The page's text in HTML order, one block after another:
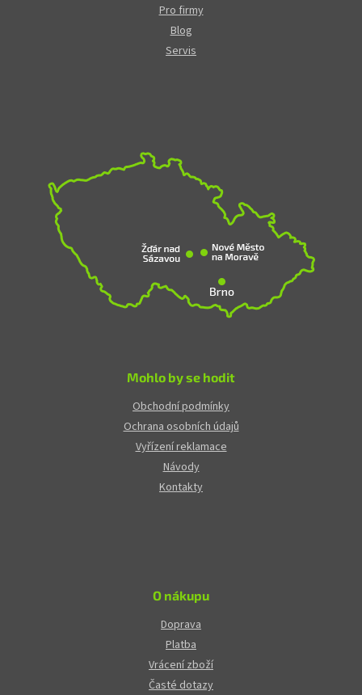
Pro firmy
Blog
Servis
Mohlo by se hodit
Obchodní podmínky
Ochrana osobních údajů
Vyřízení reklamace
Návody
Kontakty
O nákupu
Doprava
Platba
Vrácení zboží
Časté dotazy